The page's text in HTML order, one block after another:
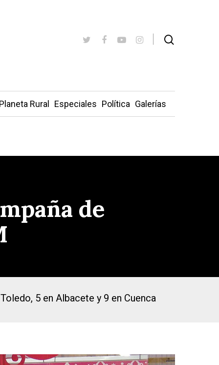
Rural Especiales Política Galerías
de
5 en Albacete y 9 en Cuenca